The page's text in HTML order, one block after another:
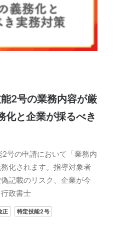
2号の業務内容が厳
化と企業が採るべき
号の申請において「業務内
化されます。指導対象者
記載のリスク、企業が今
政書士
正
特定技能2号